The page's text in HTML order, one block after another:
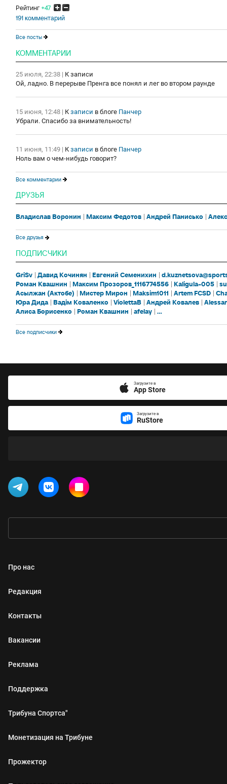
Рейтинг+47
191 комментарий
Все посты
КОММЕНТАРИИ
25 июля, 22:38 | К записи
Ой, ладно. В перерыве Пренга все понял и лег во втором раунде
15 июня, 12:48 | К записи в блоге Панчер
Убрали. Спасибо за внимательность!
11 июня, 11:49 | К записи в блоге Панчер
Ноль вам о чем-нибудь говорит?
Все комментарии
ДРУЗЬЯ
Владислав Воронин Максим Федотов Андрей Панисько
Все друзья
ПОДПИСЧИКИ
GriSv Давид Кочинян Евгений Семенихин
Роман Квашнин
Максим Прозоров_1116774556 Kaligula-005
Асылжан (Актобе)
Мистер Мирон Maksim1011 Artem FCSD
Юра Дида Вадім Коваленко ViolettaB Андрей Ковалев
Алиса Борисенко Роман Квашнин afelay ...
Все подписчики
Загрузите в
App Store
Загрузите в
RuStore
Про нас
Редакция
Контакты
Вакансии
Реклама
Поддержка
Трибуна Спортса"
Монетизация на Трибуне
Прожектор